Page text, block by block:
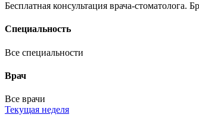
Бесплатная консультация врача-стоматолога.
Специальность
Все специальности
Врач
Все врачи
Текущая неделя